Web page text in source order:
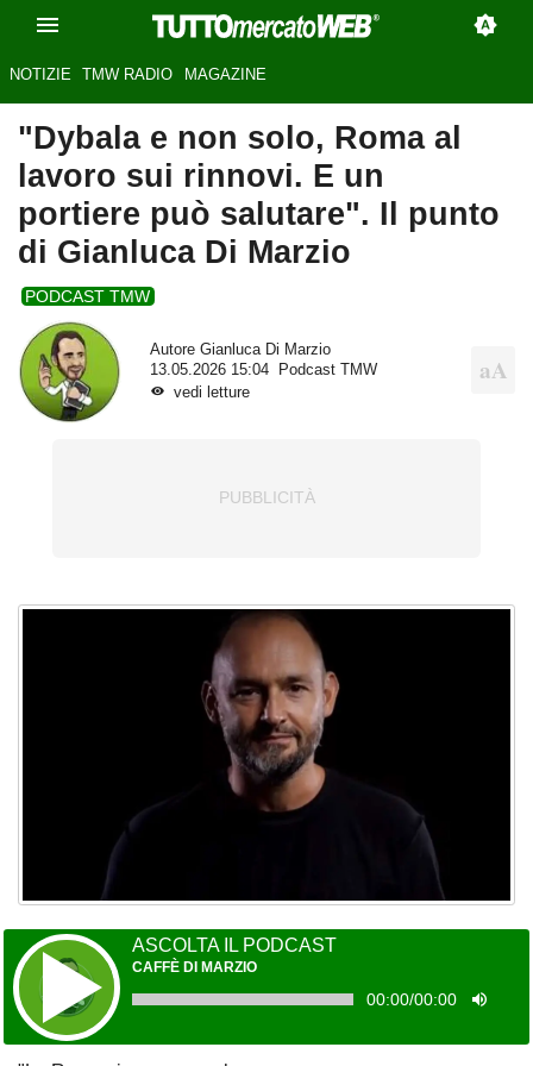
NOTIZIE TMW RADIO MAGAZINE
"Dybala e non solo, Roma al
lavoro sui rinnovi. E un
portiere può salutare". Il punto
di Gianluca Di Marzio
PODCAST TMW
Autore Gianluca Di Marzio
13.05.2026 15:04
Podcast TMW
vedi letture
ASCOLTA IL PODCAST
CAFFÈ DI MARZIO
00:00/00:00